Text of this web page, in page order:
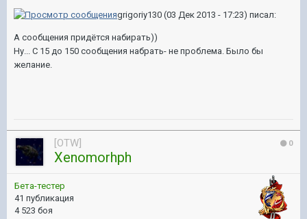
grigoriy130 (03 Дек 2013 - 17:23) писал:
А сообщения придётся набирать))
Ну... С 15 до 150 сообщения набрать- не проблема. Было бы
желание.
0
[OTW]
Xenomorhph
Бета-тестер
41 публикация
4 523 боя